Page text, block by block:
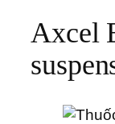
Axcel